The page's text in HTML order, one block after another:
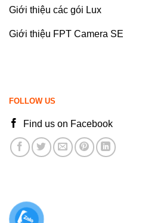
Giới thiệu các gói Lux
Giới thiệu FPT Camera SE
FOLLOW US
Find us on Facebook